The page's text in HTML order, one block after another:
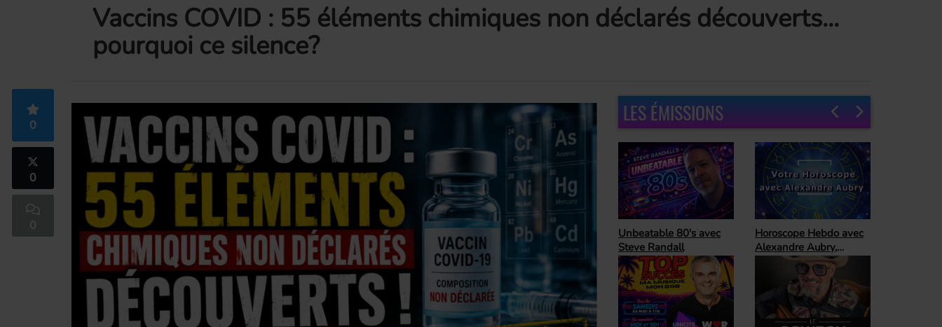
Vaccins COVID : 55 éléments chimiques non déclarés découverts...
pourquoi ce silence?
0
0
0
LES ÉMISSIONS
Unbeatable 80's avec
Steve Randall
Horoscope Hebdo avec
Alexandre Aubry,
astrologue
Ready For The
Weekend